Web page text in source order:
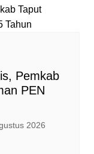
Pemkab
PEN
2026